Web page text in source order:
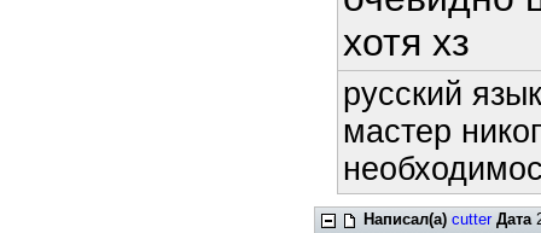
хотя хз
русский
мастер
Написал(а) cutter Дата